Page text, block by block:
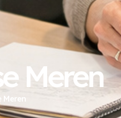
Meren
Meren